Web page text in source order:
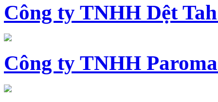
Công ty TNHH Dệt
Công ty TNHH